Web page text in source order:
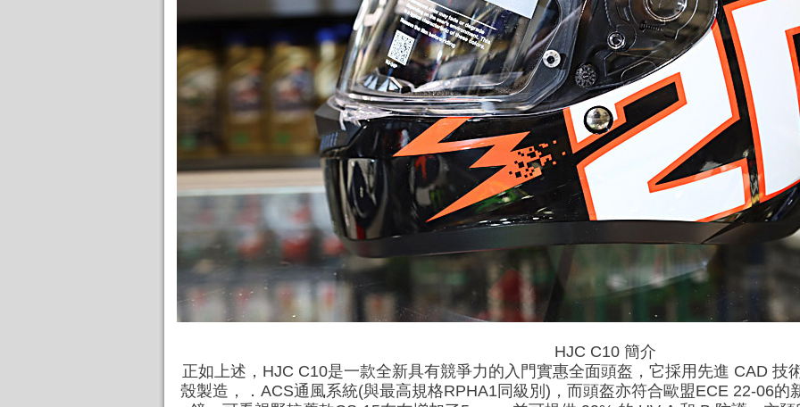
HJC C10 簡介
正如上述，HJC C10是一款全新具有競爭力的入門實惠全面頭盔，它採用先進 CAD 技
殼製造，．ACS通風系統(與最高規格RPHA1同級別)，而頭盔亦符合歐盟ECE 22-06的